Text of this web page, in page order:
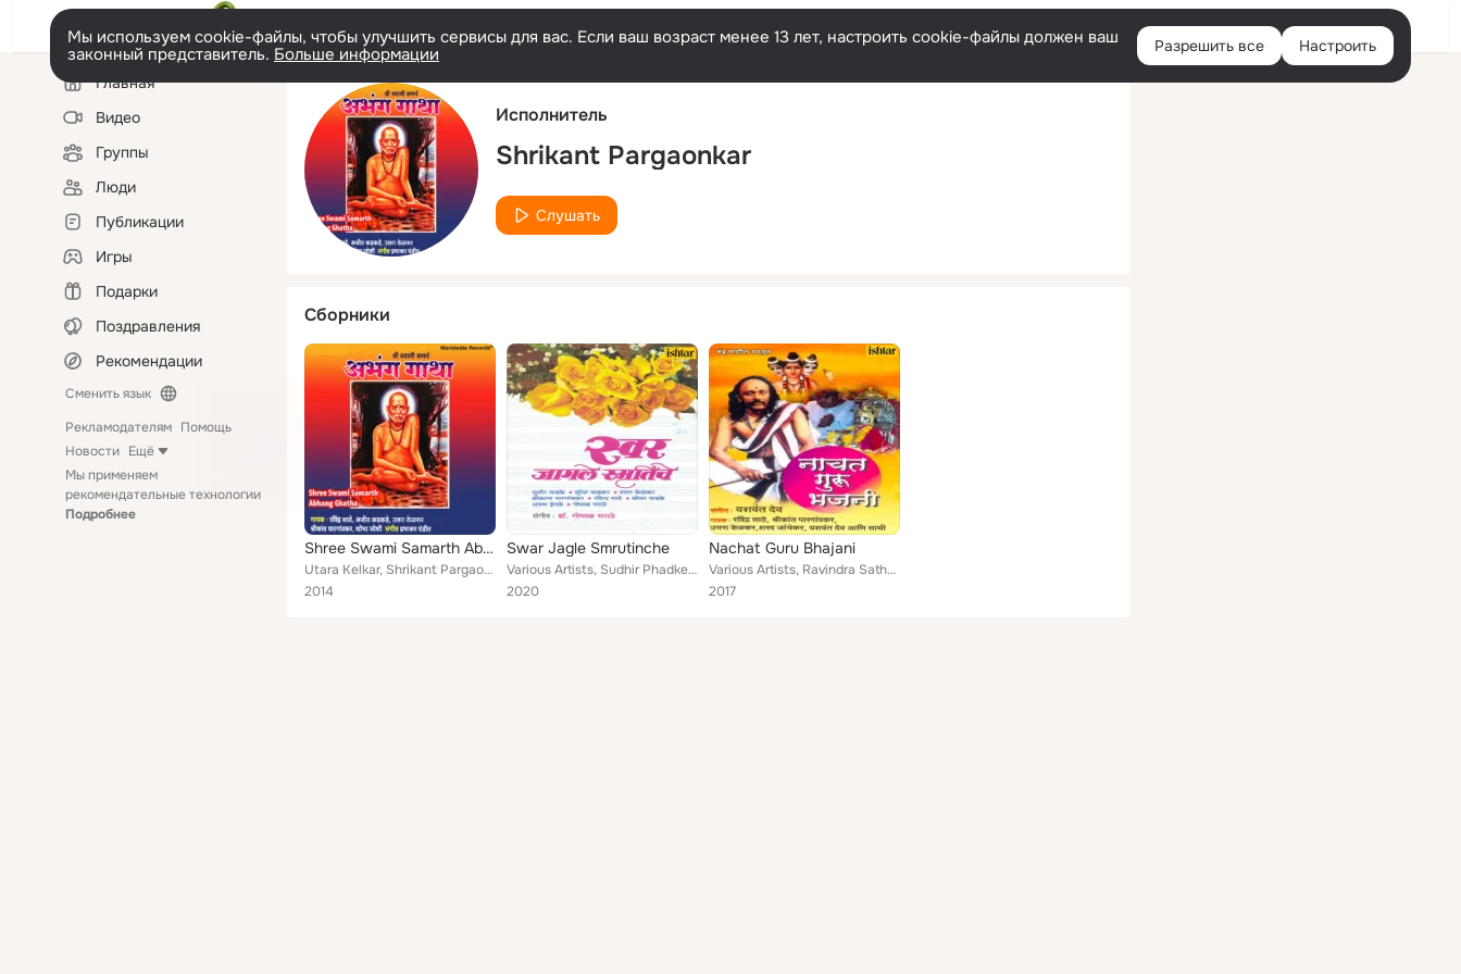
Русский Войти
Мы используем cookie-файлы, чтобы улучшить сервисы для вас. Если ваш возраст менее 13 лет, настроить cookie-файлы должен ваш
законный представитель. Больше информации Разрешить все Настроить
Левая
колонкаГлавная
Видео
Группы
Люди
Публикации
Игры
Подарки
Поздравления
Рекомендации
Сменить язык
Рекламодателям Помощь
Новости Ещё
Мы применяем
рекомендательные технологии
Подробнее
Исполнитель
Shrikant Pargaonkar
Слушать
Сборники
Shree Swami Samarth Abhang Ghatha
Utara Kelkar, Shrikant Pargaonkar, Ravindra Sathe
2014
Swar Jagle Smrutinche
Various Artists, Sudhir Phadke, Suresh Wadkar, Gopal Marathe, Uttara Kelkar, Ravindra Sathe, Shrikant Pargaonkar, Shridhar Phadk...
2020
Nachat Guru Bhajani
Various Artists, Ravindra Sathe, Uttara Kelkar, Yashwant Dev, Sharad Jambhekar, Shrikant Pargaonkar, Nilam Prabhu
2017